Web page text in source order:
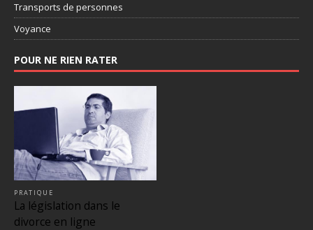
Transports de personnes
Voyance
POUR NE RIEN RATER
PRATIQUE
La législation dans le
divorce en ligne